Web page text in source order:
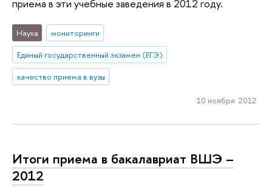
приема в эти учебные заведения в 2012 году.
Наука
мониторинги
Единый государственный экзамен (ЕГЭ)
качество приема в вузы
10 ноября 2012
Итоги приема в бакалавриат ВШЭ –
2012